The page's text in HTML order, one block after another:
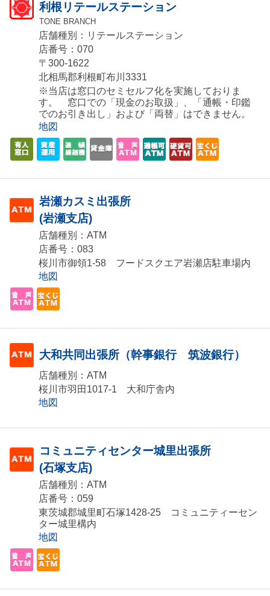
利根リテールステーション
TONE BRANCH
店舗種別：リテールステーション
店番号：070
〒300-1622
北相馬郡利根町布川3331
※当店は窓口のセミセルフ化を実施しておりま
す。 窓口での「現金のお取扱」、「通帳・印鑑
でのお引き出し」および「両替」はできません。
地図
岩瀬カスミ出張所
(岩瀬支店)
店舗種別：ATM
店番号：083
桜川市御領1-58 フードスクエア岩瀬店駐車場内
地図
大和共同出張所（幹事銀行 筑波銀行）
店舗種別：ATM
桜川市羽田1017-1 大和庁舎内
地図
コミュニティセンター城里出張所
(石塚支店)
店舗種別：ATM
店番号：059
東茨城郡城里町石塚1428-25 コミュニティーセン
ター城里構内
地図